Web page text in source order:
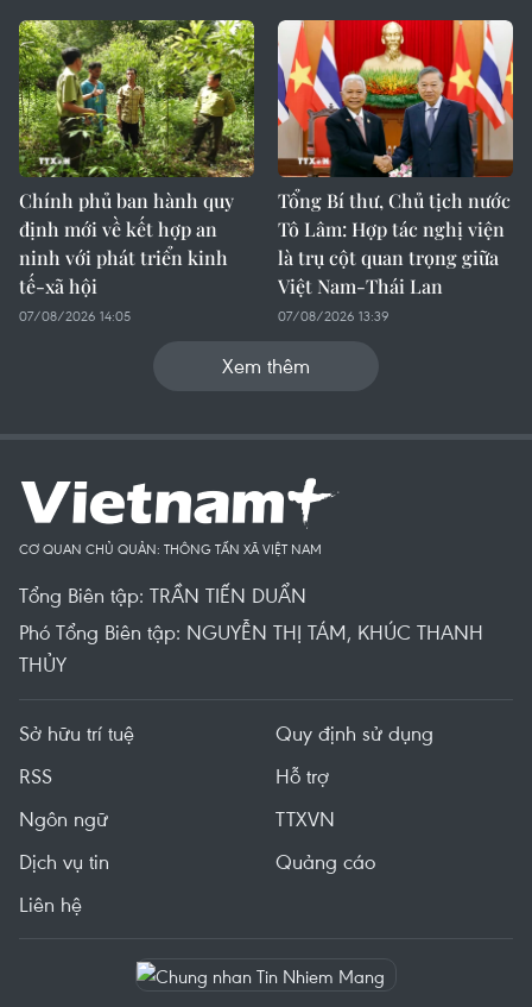
Chính phủ ban hành quy
định mới về kết hợp an
ninh với phát triển kinh
tế-xã hội
07/08/2026 14:05
Tổng Bí thư, Chủ tịch nước
Tô Lâm: Hợp tác nghị viện
là trụ cột quan trọng giữa
Việt Nam-Thái Lan
07/08/2026 13:39
Xem thêm
CƠ QUAN CHỦ QUẢN: THÔNG TẤN XÃ VIỆT NAM
Tổng Biên tập: TRẦN TIẾN DUẨN
Phó Tổng Biên tập: NGUYỄN THỊ TÁM, KHÚC THANH
THỦY
Sở hữu trí tuệ
Quy định sử dụng
RSS
Hỗ trợ
Ngôn ngữ
TTXVN
Dịch vụ tin
Quảng cáo
Liên hệ